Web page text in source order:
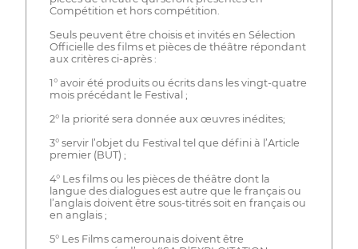
Compétition et hors compétition.
Seuls peuvent être choisis et invités en Sélection
Officielle des films et pièces de théâtre répondant
aux critères ci-après :
1° avoir été produits ou écrits dans les vingt-quatre
mois précédant le Festival ;
2° la priorité sera donnée aux œuvres inédites;
3° servir l’objet du Festival tel que défini à l’Article
premier (BUT) ;
4° Les films ou les pièces de théâtre dont la
langue des dialogues est autre que le français ou
l’anglais doivent être sous-titrés soit en français ou
en anglais ;
5° Les Films camerounais doivent être